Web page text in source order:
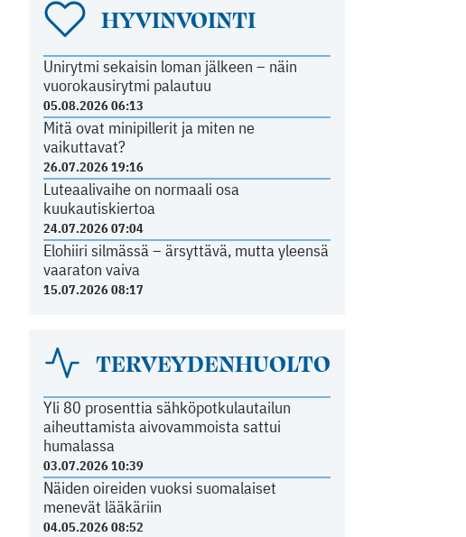
HYVINVOINTI
Unirytmi sekaisin loman jälkeen – näin
vuorokausirytmi palautuu
05.08.2026 06:13
Mitä ovat minipillerit ja miten ne
vaikuttavat?
26.07.2026 19:16
Luteaalivaihe on normaali osa
kuukautiskiertoa
24.07.2026 07:04
Elohiiri silmässä – ärsyttävä, mutta yleensä
vaaraton vaiva
15.07.2026 08:17
TERVEYDENHUOLTO
Yli 80 prosenttia sähköpotkulautailun
aiheuttamista aivovammoista sattui
humalassa
03.07.2026 10:39
Näiden oireiden vuoksi suomalaiset
menevät lääkäriin
04.05.2026 08:52